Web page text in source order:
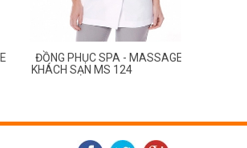
ĐỒNG PHỤC SPA - MASSAGE
KHÁCH SẠN MS 124